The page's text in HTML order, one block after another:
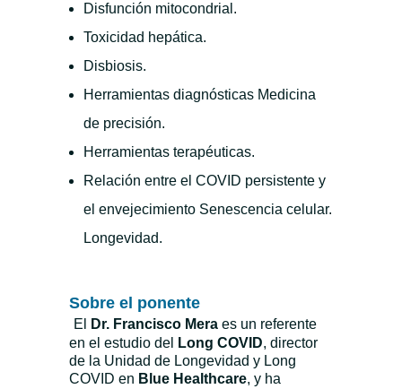
Disfunción mitocondrial.
Toxicidad hepática.
Disbiosis.
Herramientas diagnósticas Medicina
de precisión.
Herramientas terapéuticas.
Relación entre el COVID persistente y
el envejecimiento Senescencia celular.
Longevidad.
Sobre el ponente
El Dr. Francisco Meraes un referente
en el estudio del
Long COVID, director
de la Unidad de Longevidad y Long
COVID en Blue Healthcare, y ha